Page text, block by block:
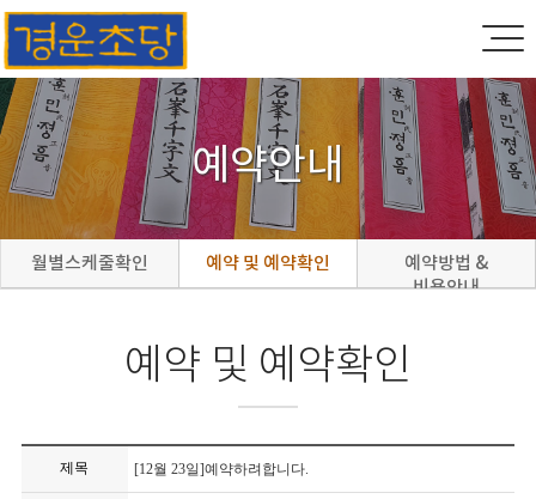
예약안내
월별스케줄확인 예약 및 예약확인
예약방법 &
비용안내
예약 및 예약확인
제목 [12월 23일]예약하려합니다.